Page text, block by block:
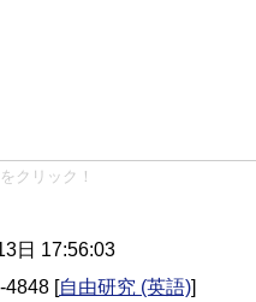
クリック！
日 17:56:03
4848 [自由研究 (英語)]